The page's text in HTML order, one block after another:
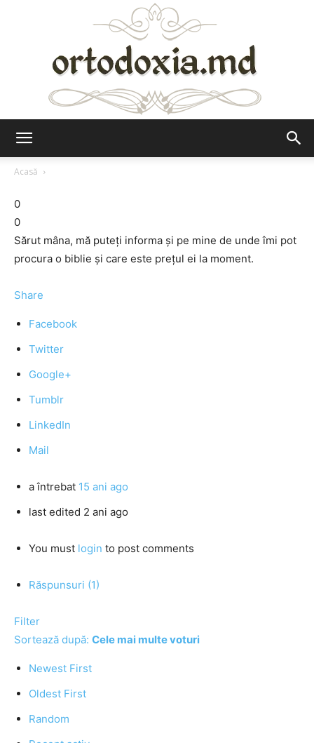
Acasă
0
0
Sărut mâna, mă puteţi informa şi pe mine de unde îmi pot
procura o biblie şi care este preţul ei la moment.
Share
Facebook
Twitter
Google+
Tumblr
LinkedIn
Mail
a întrebat 15 ani ago
last edited 2 ani ago
You must login to post comments
Răspunsuri (1)
Filter
Sortează după: Cele mai multe voturi
Newest First
Oldest First
Random